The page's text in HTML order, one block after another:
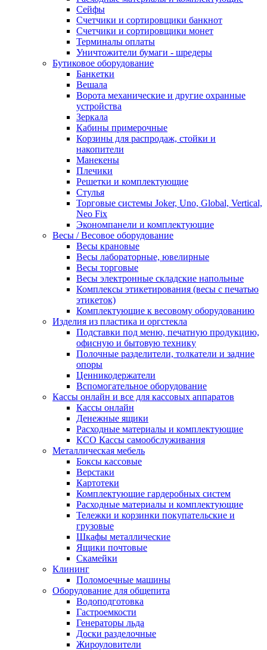
Сейфы
Счетчики и сортировщики банкнот
Счетчики и сортировщики монет
Терминалы оплаты
Уничтожители бумаги - шредеры
Бутиковое оборудование
Банкетки
Вешала
Ворота механические и другие охранные
устройства
Зеркала
Кабины примерочные
Корзины для распродаж, стойки и
накопители
Манекены
Плечики
Решетки и комплектующие
Стулья
Торговые системы Joker, Uno, Global, Vertical,
Neo Fix
Экономпанели и комплектующие
Весы / Весовое оборудование
Весы крановые
Весы лабораторные, ювелирные
Весы торговые
Весы электронные складские напольные
Комплексы этикетирования (весы с печатью
этикеток)
Комплектующие к весовому оборудованию
Изделия из пластика и оргстекла
Подставки под меню, печатную продукцию,
офисную и бытовую технику
Полочные разделители, толкатели и задние
опоры
Ценникодержатели
Вспомогательное оборудование
Кассы онлайн и все для кассовых аппаратов
Кассы онлайн
Денежные ящики
Расходные материалы и комплектующие
КСО Кассы самообслуживания
Металлическая мебель
Боксы кассовые
Верстаки
Картотеки
Комплектующие гардеробных систем
Расходные материалы и комплектующие
Тележки и корзинки покупательские и
грузовые
Шкафы металлические
Ящики почтовые
Скамейки
Клининг
Поломоечные машины
Оборудование для общепита
Водоподготовка
Гастроемкости
Генераторы льда
Доски разделочные
Жироуловители